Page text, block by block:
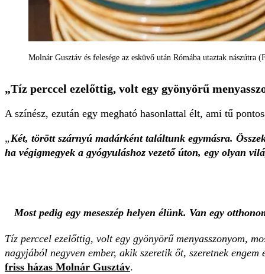
Molnár Gusztáv és felesége az esküvő után Rómába utaztak nászútra
„Tíz perccel ezelőttig, volt egy gyönyörű
A színész, ezután egy megható hasonlattal élt, ami tű
„Két, törött szárnyú madárként találtunk egymásra.
ha végigmegyek a gyógyuláshoz vezető úton, egy olyan
Most pedig egy meseszép helyen élünk. Van egy
Tíz perccel ezelőttig, volt egy gyönyörű menyasszonyom,
nagyjából negyven ember, akik szeretik őt, szeretnek
friss házas Molnár Gusztáv.